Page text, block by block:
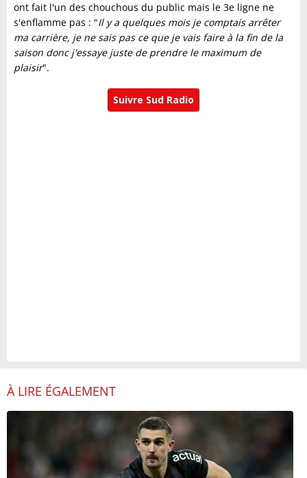
ont fait l'un des chouchous du public mais le 3e ligne ne
s'enflamme pas : "Il y a quelques mois je comptais arrêter
ma carrière, je ne sais pas ce que je vais faire à la fin de la
saison donc j'essaye juste de prendre le maximum de
plaisir".
Suivre Sud Radio
À LIRE ÉGALEMENT